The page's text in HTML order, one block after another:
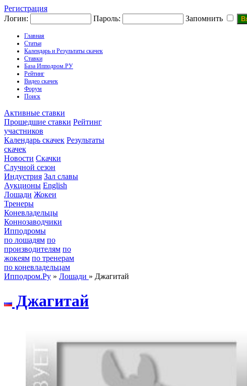
Регистрация
Логин:
Пароль: Запомнить
Главная
Статьи
Календарь и Результаты скачек
Ставки
База Ипподром.РУ
Рейтинг
Видео скачек
Форум
Поиск
Активные ставки
Прошедшие ставки Рейтинг
участников
Календарь скачек Результаты
скачек
Новости Скачки
Случной сезон
Индустрия Зал славы
Аукционы English
Лошади Жокеи
Тренеры
Коневладельцы
Коннозаводчики
Ипподромы
по лошадям по
производителям по
жокеям по тренерам
по коневладельцам
Ипподром.Ру » Лошади » Джагитай
Джагитай